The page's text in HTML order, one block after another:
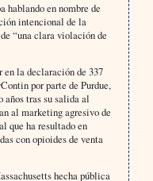
hablando en nombre de
intencional de la
“una clara violación de
la declaración de 337
por parte de Purdue,
tras su salida al
al marketing agresivo de
que ha resultado en
con opioides de venta
hecha pública